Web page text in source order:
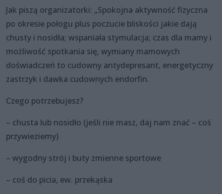
Jak piszą organizatorki: „Spokojna aktywność fizyczna
po okresie połogu plus poczucie bliskości jakie dają
chusty i nosidła; wspaniała stymulacja; czas dla mamy i
możliwość spotkania się, wymiany mamowych
doświadczeń to cudowny antydepresant, energetyczny
zastrzyk i dawka cudownych endorfin.
Czego potrzebujesz?
– chusta lub nosidło (jeśli nie masz, daj nam znać – coś
przywieziemy)
– wygodny strój i buty zmienne sportowe
– coś do picia, ew. przekąska